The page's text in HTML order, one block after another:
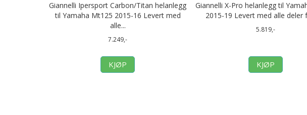
Giannelli Ipersport Carbon/Titan helanlegg
til Yamaha Mt125 2015-16 Levert med
alle...
7.249,-
KJØP
Giannelli X-Pro helanlegg til
2015-19 Levert med alle deler
5.819,-
KJØP